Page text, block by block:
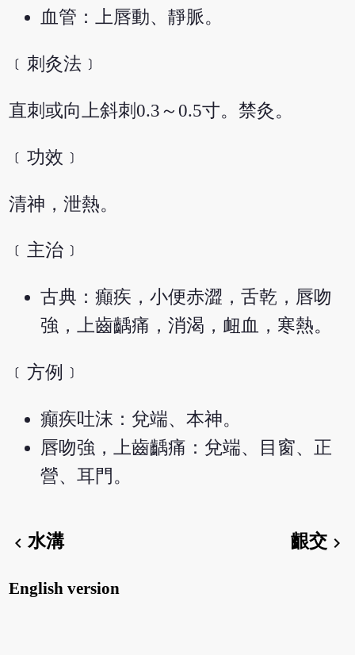
血管：上唇動、靜脈。
﹝刺灸法﹞
直刺或向上斜刺0.3～0.5寸。禁灸。
﹝功效﹞
清神，泄熱。
﹝主治﹞
古典：癲疾，小便赤澀，舌乾，唇吻
強，上齒齲痛，消渴，衄血，寒熱。
﹝方例﹞
癲疾吐沫：兌端、本神。
唇吻強，上齒齲痛：兌端、目窗、正
營、耳門。
chevron_left水溝 齦交chevron_right
English version